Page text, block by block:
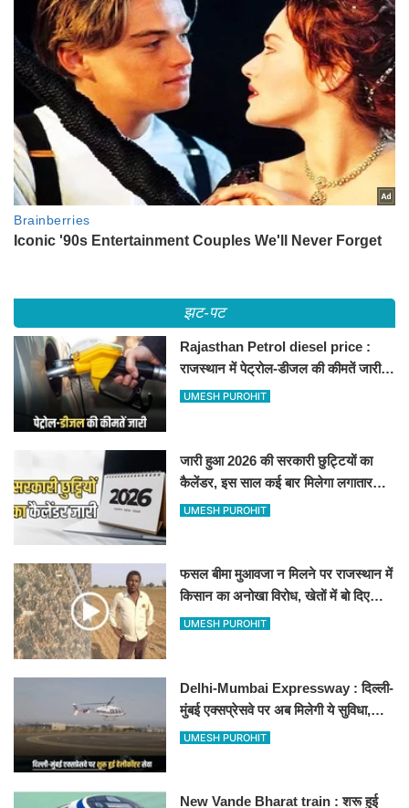
झट-पट
Rajasthan Petrol diesel price :
राजस्थान में पेट्रोल-डीजल की कीमतें जारी,
जानिए बीकानेर समेत पुरे प्रदेश में नए रेट
UMESH PUROHIT
जारी हुआ 2026 की सरकारी छुट्टियों का
कैलेंडर, इस साल कई बार मिलेगा लगातार
अवकाश, देखें
UMESH PUROHIT
फसल बीमा मुआवजा न मिलने पर राजस्थान में
किसान का अनोखा विरोध, खेतों में बो दिए
500-500 रुपए के नोट, वीडियो वायरल
UMESH PUROHIT
Delhi-Mumbai Expressway : दिल्ली-
मुंबई एक्सप्रेसवे पर अब मिलेगी ये सुविधा,
हेलीकॉप्टर सर्विस से तुरंत घायल पहुंचेगा
UMESH PUROHIT
New Vande Bharat train : शरू हुई